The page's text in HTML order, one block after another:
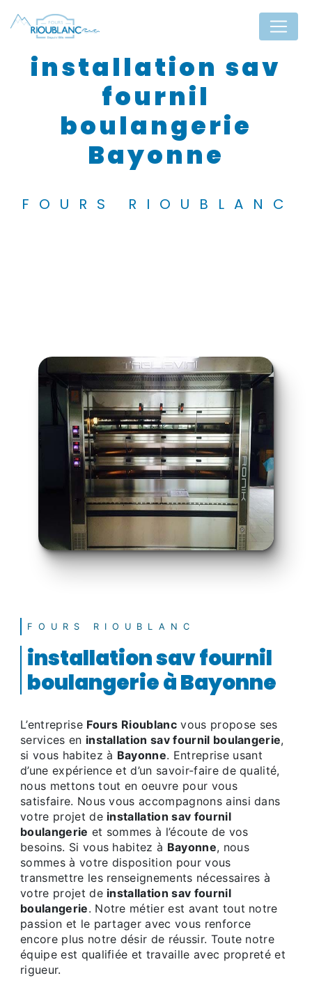
installation sav
fournil
boulangerie
Bayonne
FOURS RIOUBLANC
FOURS RIOUBLANC
installation sav fournil
boulangerie à Bayonne
L’entreprise Fours Rioublanc vous propose ses
services en installation sav fournil boulangerie,
si vous habitez à Bayonne. Entreprise usant
d’une expérience et d’un savoir-faire de qualité,
nous mettons tout en oeuvre pour vous
satisfaire. Nous vous accompagnons ainsi dans
votre projet de installation sav fournil
boulangerie et sommes à l’écoute de vos
besoins. Si vous habitez à Bayonne, nous
sommes à votre disposition pour vous
transmettre les renseignements nécessaires à
votre projet de installation sav fournil
boulangerie. Notre métier est avant tout notre
passion et le partager avec vous renforce
encore plus notre désir de réussir. Toute notre
équipe est qualifiée et travaille avec propreté et
rigueur.